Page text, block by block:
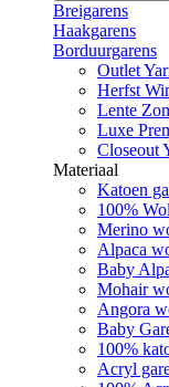
Breigarens
Haakgarens
Borduurgarens
Outlet
Herfst
Lente
Luxe
Closeout
Materiaal
Katoen
100% Wol
Merino
Alpaca
Baby
Mohair
Angora
Baby
100%
Acryl